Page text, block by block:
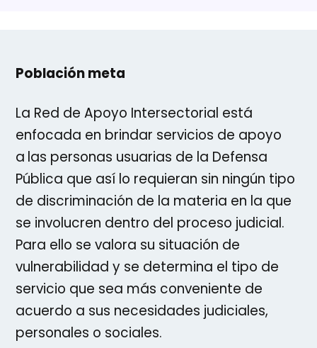
Población meta
La Red de Apoyo Intersectorial está
enfocada en brindar servicios de apoyo
a las personas usuarias de la Defensa
Pública que así lo requieran sin ningún tipo
de discriminación de la materia en la que
se involucren dentro del proceso judicial.
Para ello se valora su situación de
vulnerabilidad y se determina el tipo de
servicio que sea más conveniente de
acuerdo a sus necesidades judiciales,
personales o sociales.